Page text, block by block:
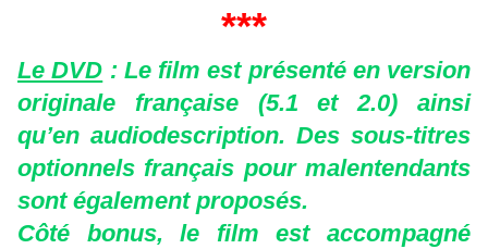
***
Le DVD : Le film est présenté en version
originale française (5.1 et 2.0) ainsi
qu’en audiodescription. Des sous-titres
optionnels français pour malentendants
sont également proposés.
Côté bonus, le film est accompagné